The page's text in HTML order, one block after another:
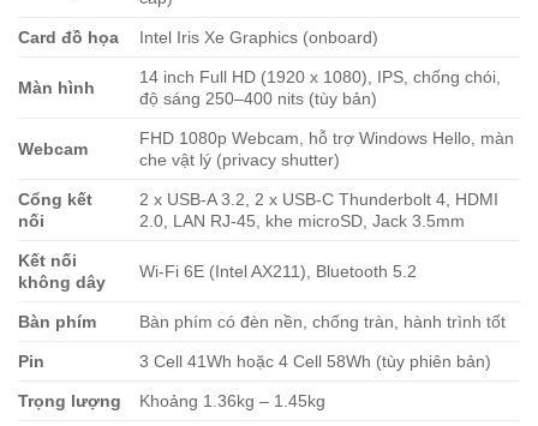
Card đồ họa Intel Iris Xe Graphics (onboard)
Màn hình
14 inch Full HD (1920 x 1080), IPS, chống chói,
độ sáng 250–400 nits (tùy bản)
Webcam
FHD 1080p Webcam, hỗ trợ Windows Hello, màn
che vật lý (privacy shutter)
Cổng kết
nối
2 x USB-A 3.2, 2 x USB-C Thunderbolt 4, HDMI
2.0, LAN RJ-45, khe microSD, Jack 3.5mm
Kết nối
không dây
Wi-Fi 6E (Intel AX211), Bluetooth 5.2
Bàn phím Bàn phím có đèn nền, chống tràn, hành trình tốt
Pin 3 Cell 41Wh hoặc 4 Cell 58Wh (tùy phiên bản)
Trọng lượng Khoảng 1.36kg – 1.45kg